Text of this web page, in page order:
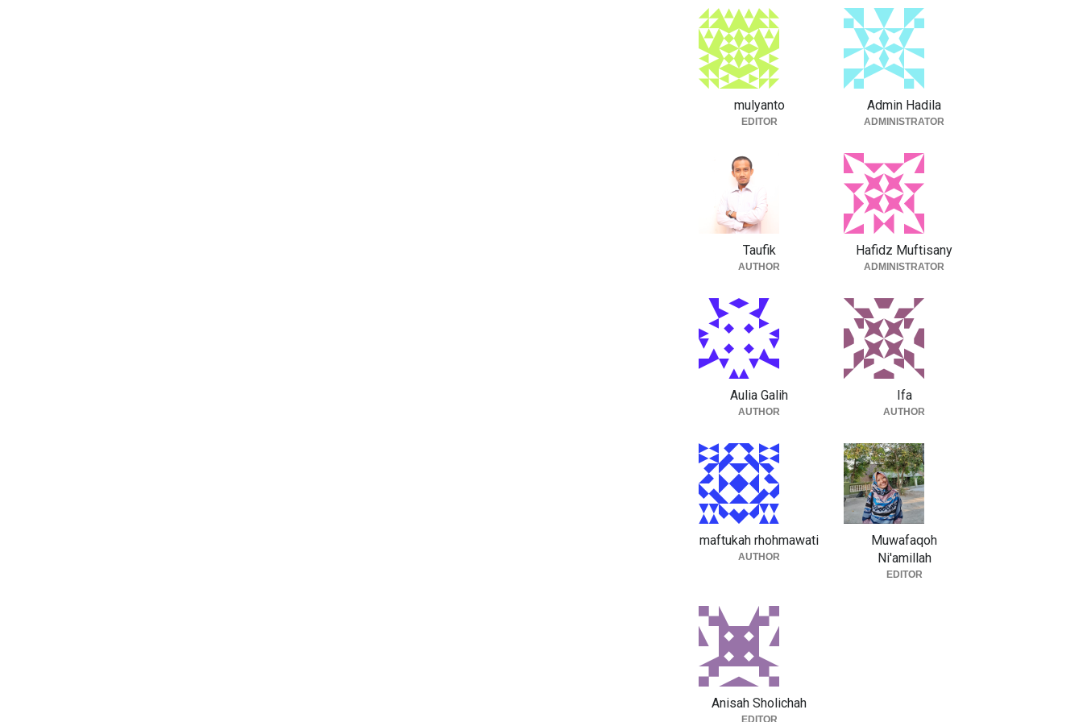
mulyanto
EDITOR
Admin Hadila
ADMINISTRATOR
Taufik
AUTHOR
Hafidz Muftisany
ADMINISTRATOR
Aulia Galih
AUTHOR
Ifa
AUTHOR
maftukah rhohmawati
AUTHOR
Muwafaqoh
Ni'amillah
EDITOR
Anisah Sholichah
EDITOR